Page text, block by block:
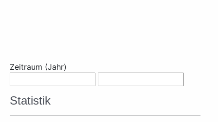
Zeitraum (Jahr)
Statistik